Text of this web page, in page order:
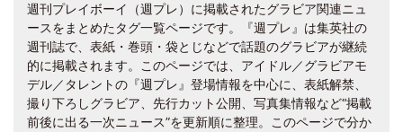
週刊プレイボーイ（週プレ）に掲載されたグラビア関連ニュ
ースをまとめたタグ一覧ページです。『週プレ』は集英社の
週刊誌で、表紙・巻頭・袋とじなどで話題のグラビアが継続
的に掲載されます。このページでは、アイドル／グラビアモ
デル／タレントの『週プレ』登場情報を中心に、表紙解禁、
撮り下ろしグラビア、先行カット公開、写真集情報など“掲載
前後に出る一次ニュース”を更新順に整理。このページで分か